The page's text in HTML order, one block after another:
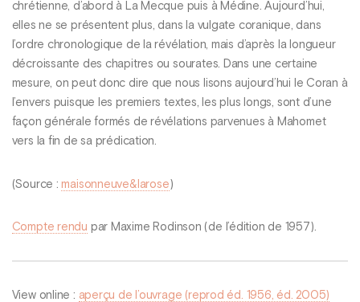
chrétienne, d’abord à La Mecque puis à Médine. Aujourd’hui,
elles ne se présentent plus, dans la vulgate coranique, dans
l’ordre chronologique de la révélation, mais d’après la longueur
décroissante des chapitres ou sourates. Dans une certaine
mesure, on peut donc dire que nous lisons aujourd’hui le Coran à
l’envers puisque les premiers textes, les plus longs, sont d’une
façon générale formés de révélations parvenues à Mahomet
vers la fin de sa prédication.
(Source :maisonneuve&larose )
Compte rendu par Maxime Rodinson (de l’édition de 1957).
View online : aperçu de l’ouvrage (reprod éd. 1956, éd. 2005)